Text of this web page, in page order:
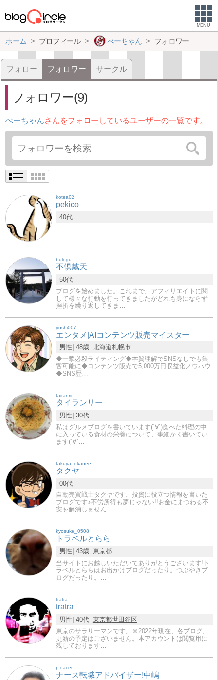
MENU
ホーム プロフィール べーちゃん フォロワー
フォロー フォロワー サークル
フォロワー(9)
べーちゃんさんをフォローしているユーザーの一覧です。
kotea02
pekico
40代
bulogu
不倶戴天
50代
ブログを始めました。これまで、アフィリエイトに関
して様々な行動を行ってきましたがどれも身にならず
挫折を繰り返してきま…
yoshi007
エンタメ|AIコンテンツ販売マイスター
男性 48歳 北海道札幌市
◆一撃必殺ライティング◆本質理解でSNSなしでも集
客可能に◆コンテンツ販売で5,000万円収益化ノウハウ
◆SNS歴…
tairanrii
タイランリー
男性 30代
私はグルメブログを書いています(´∀`)食べた料理の中
に入っている食材の栄養について、事細かく書いてい
ます(´∀`…
takuya_okanee
タクヤ
00代
自動売買戦士タクヤです。投資に役立つ情報を書いた
ブログです♪不労所得も夢じゃない!!お金にまつわる不
安を解消しません…
kyosuke_0508
トラベルとらら
男性 43歳 東京都
当サイトにお越しいただいてありがとうございます!ト
ラベルとららはお出かけブログだったり。つぶやきブ
ログだったり。…
tratra
tratra
男性 40代 東京都世田谷区
東京のサラリーマンです。※2022年現在、各ブログ、
更新の予定はございません。本アカウントは閲覧用に
残しております…
p-cacer
ナース転職アドバイザー!中嶋